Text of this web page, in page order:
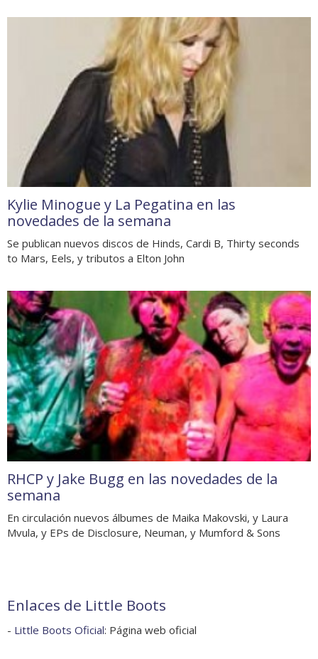
Kylie Minogue y La Pegatina en las
novedades de la semana
Se publican nuevos discos de Hinds, Cardi B, Thirty seconds
to Mars, Eels, y tributos a Elton John
RHCP y Jake Bugg en las novedades de la
semana
En circulación nuevos álbumes de Maika Makovski, y Laura
Mvula, y EPs de Disclosure, Neuman, y Mumford & Sons
Enlaces de Little Boots
- Little Boots Oficial: Página web oficial